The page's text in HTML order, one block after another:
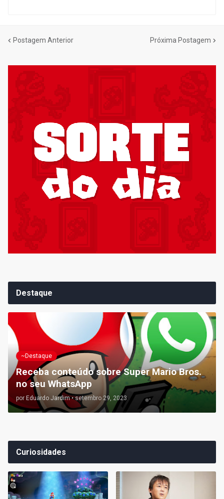
Postagem Anterior Próxima Postagem
Destaque
~Destaque
Receba conteúdo sobre Super Mario Bros.
no seu WhatsApp
por Eduardo Jardim • setembro 29, 2023
Curiosidades